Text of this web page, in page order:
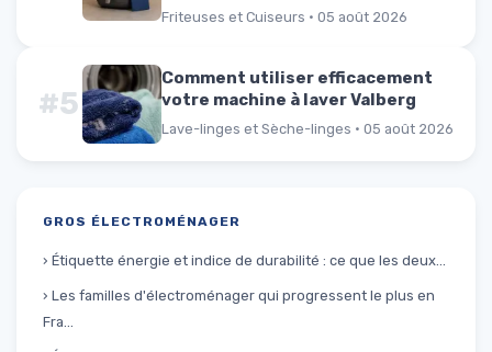
Friteuses et Cuiseurs · 05 août 2026
#5
Comment utiliser efficacement
votre machine à laver Valberg
Lave-linges et Sèche-linges · 05 août 2026
GROS ÉLECTROMÉNAGER
› Étiquette énergie et indice de durabilité : ce que les deux...
› Les familles d'électroménager qui progressent le plus en
Fra...